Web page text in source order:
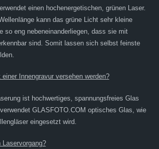
einen hochenergetischen, grünen Laser.
kann das grüne Licht sehr kleine
so eng nebeneinanderliegen, dass sie mit
sind. Somit lassen sich selbst feinste
Innengravur versehen werden?
ist hochwertiges, spannungsfreies Glas
GLASFOTO.COM optisches Glas, wie
eingesetzt wird.